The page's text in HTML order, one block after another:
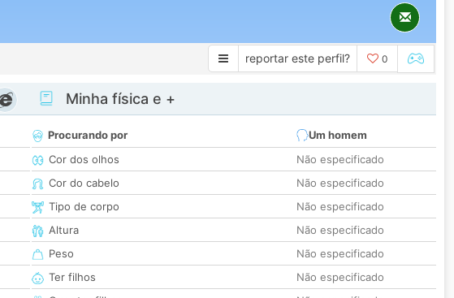
reportar este perfil? 0
Minha física e +
Procurando por
Um homem
Cor dos olhos
Não especificado
Cor do cabelo
Não especificado
Tipo de corpo
Não especificado
Altura
Não especificado
Peso
Não especificado
Ter filhos
Não especificado